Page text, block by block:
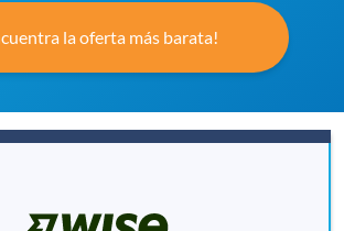
la oferta más barata!